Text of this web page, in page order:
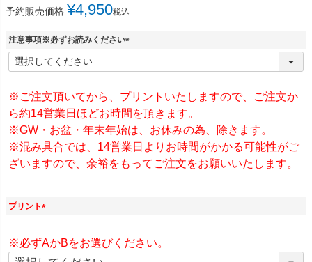
予約販売価格 ¥4,950税込
注意事項※必ずお読みください
(
)
※ご注文頂いてから、プリントいたしますので、ご注文か
ら約14営業日ほどお時間を頂きます。
※GW・お盆・年末年始は、お休みの為、除きます。
※混み具合では、14営業日よりお時間がかかる可能性がご
ざいますので、余裕をもってご注文をお願いいたします。
プリント
須
※必ずAかBをお選びください。